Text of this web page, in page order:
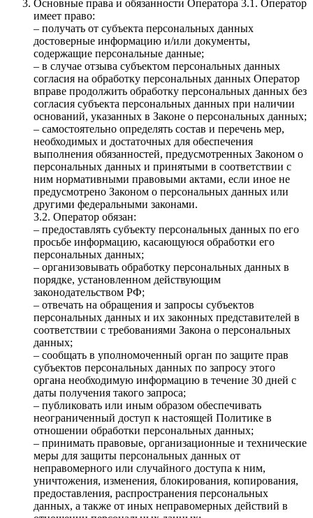
Основные права и обязанности Оператора 3.1. Оператор
имеет право:
– получать от субъекта персональных данных
достоверные информацию и/или документы,
содержащие персональные данные;
– в случае отзыва субъектом персональных данных
согласия на обработку персональных данных Оператор
вправе продолжить обработку персональных данных без
согласия субъекта персональных данных при наличии
оснований, указанных в Законе о персональных данных;
– самостоятельно определять состав и перечень мер,
необходимых и достаточных для обеспечения
выполнения обязанностей, предусмотренных Законом о
персональных данных и принятыми в соответствии с
ним нормативными правовыми актами, если иное не
предусмотрено Законом о персональных данных или
другими федеральными законами.
3.2. Оператор обязан:
– предоставлять субъекту персональных данных по его
просьбе информацию, касающуюся обработки его
персональных данных;
– организовывать обработку персональных данных в
порядке, установленном действующим
законодательством РФ;
– отвечать на обращения и запросы субъектов
персональных данных и их законных представителей в
соответствии с требованиями Закона о персональных
данных;
– сообщать в уполномоченный орган по защите прав
субъектов персональных данных по запросу этого
органа необходимую информацию в течение 30 дней с
даты получения такого запроса;
– публиковать или иным образом обеспечивать
неограниченный доступ к настоящей Политике в
отношении обработки персональных данных;
– принимать правовые, организационные и технические
меры для защиты персональных данных от
неправомерного или случайного доступа к ним,
уничтожения, изменения, блокирования, копирования,
предоставления, распространения персональных
данных, а также от иных неправомерных действий в